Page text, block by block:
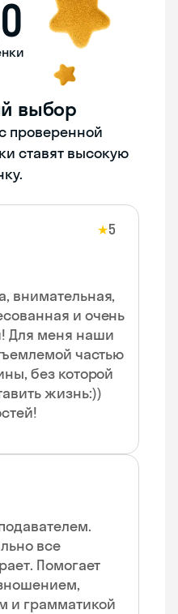
выбор
проверенной
ставят высокую
★5
внимательная,
и очень
Для меня наши
частью
без которой
жизнь:))
все
Помогает
и грамматикой